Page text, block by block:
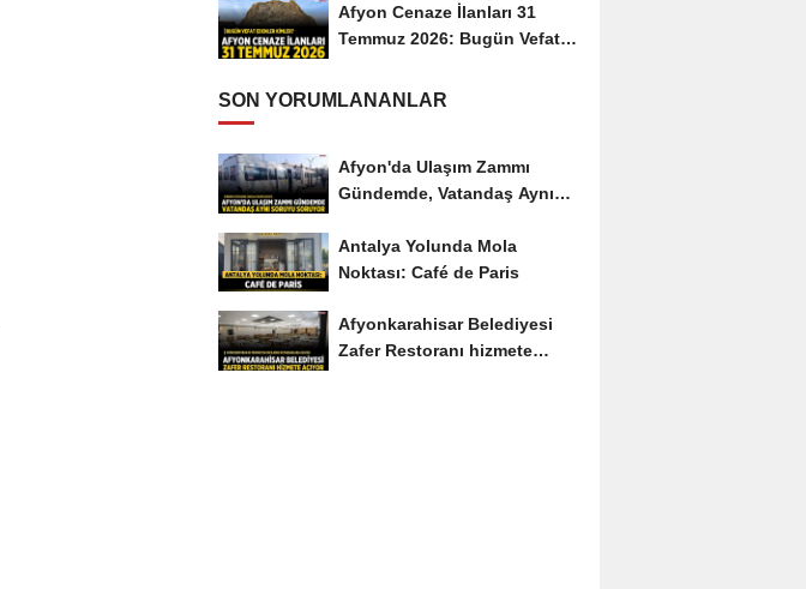
Afyon Cenaze İlanları 31
Temmuz 2026: Bugün Vefat
SON YORUMLANANLAR
Afyon'da Ulaşım Zammı
Gündemde, Vatandaş Aynı
Antalya Yolunda Mola
Noktası: Café de Paris
Afyonkarahisar Belediyesi
Zafer Restoranı hizmete